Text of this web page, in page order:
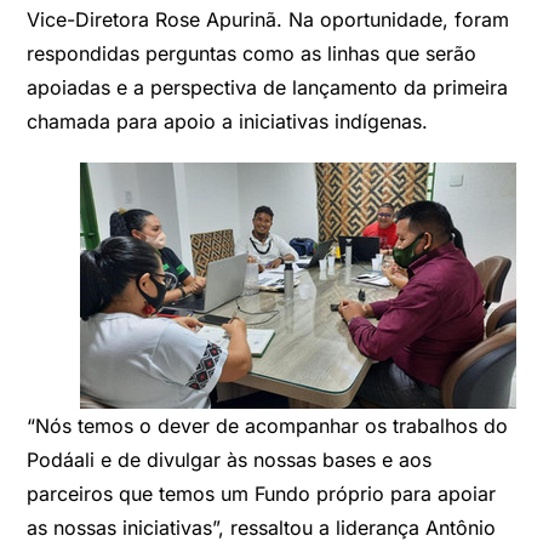
Vice-Diretora Rose Apurinã. Na oportunidade, foram
respondidas perguntas como as linhas que serão
apoiadas e a perspectiva de lançamento da primeira
chamada para apoio a iniciativas indígenas.
“Nós temos o dever de acompanhar os trabalhos do
Podáali e de divulgar às nossas bases e aos
parceiros que temos um Fundo próprio para apoiar
as nossas iniciativas”, ressaltou a liderança Antônio